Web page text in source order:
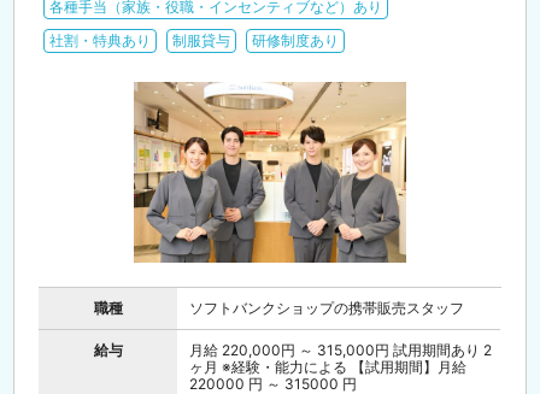
各種手当（家族・役職・インセンティブなど）あり
社割・特典あり
制服貸与 研修制度あり
職種 ソフトバンクショップの携帯販売スタッフ
給与
月給 220,000円 ～ 315,000円 試用期間あり 2
ヶ月 ※経験・能力による 【試用期間】月給
220000 円 ～ 315000 円